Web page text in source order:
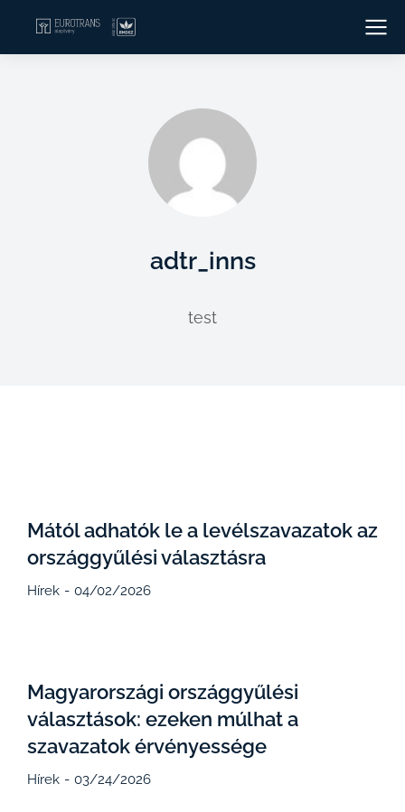
adtr_inns
test
Mától adhatók le a levélszavazatok az
országgyűlési választásra
Hírek 04/02/2026
Magyarországi országgyűlési
választások: ezeken múlhat a
szavazatok érvényessége
Hírek 03/24/2026